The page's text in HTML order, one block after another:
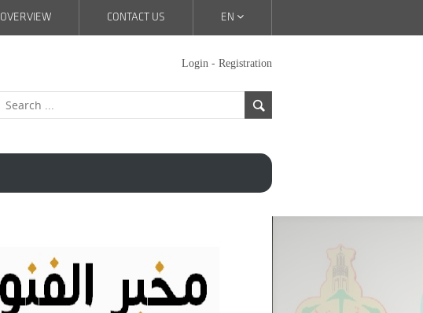
EN
CONTACT US
OVERVIEW
Login - Registration